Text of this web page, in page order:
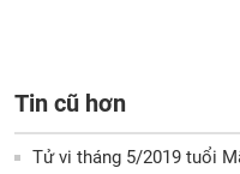
Tin cũ hơn
Tử vi tháng 5/2019 tuổi